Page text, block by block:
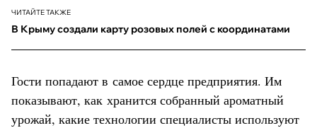
ЧИТАЙТЕ ТАКЖЕ
В Крыму создали карту розовых полей с координатами
Гости попадают в самое сердце предприятия. Им
показывают, как хранится собранный ароматный
урожай, какие технологии специалисты используют